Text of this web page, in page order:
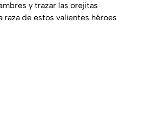
y trazar las orejitas
raza de estos valientes héroes